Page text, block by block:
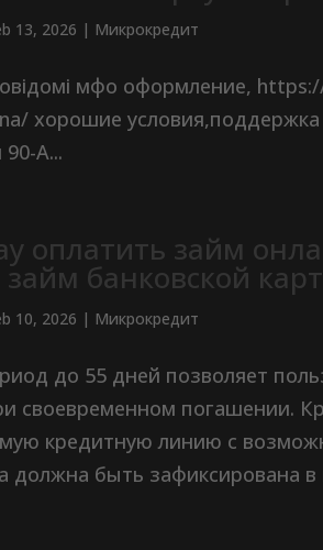
13, 2026 | Микрокредит
мфо оформление,
хорошие
А...
оплатить займ
займ банковской
10, 2026 | Микрокредит
до 55 дней позволяет
своевременном погашении.
кредитную линию с
должна быть зафиксирована в